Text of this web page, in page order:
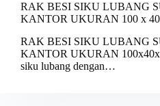
RAK BESI SIKU LUBANG
KANTOR UKURAN 100 x
RAK BESI SIKU LUBANG
KANTOR UKURAN
siku lubang dengan…